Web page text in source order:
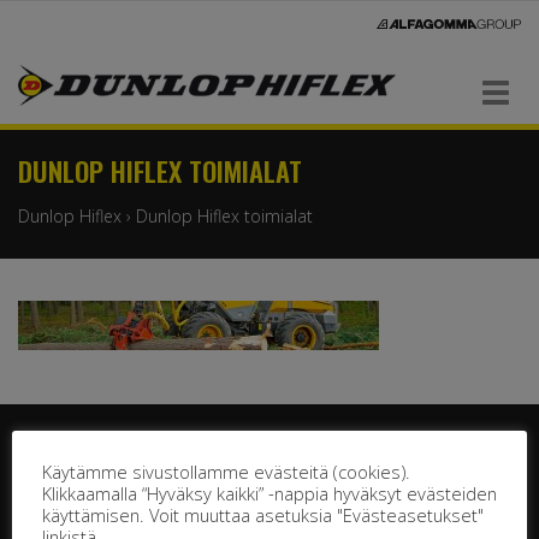
Navigaatio
DUNLOP HIFLEX TOIMIALAT
Dunlop Hiflex › Dunlop Hiflex toimialat
Käytämme sivustollamme evästeitä (cookies).
Klikkaamalla “Hyväksy kaikki” -nappia hyväksyt evästeiden
käyttämisen. Voit muuttaa asetuksia "Evästeasetukset"